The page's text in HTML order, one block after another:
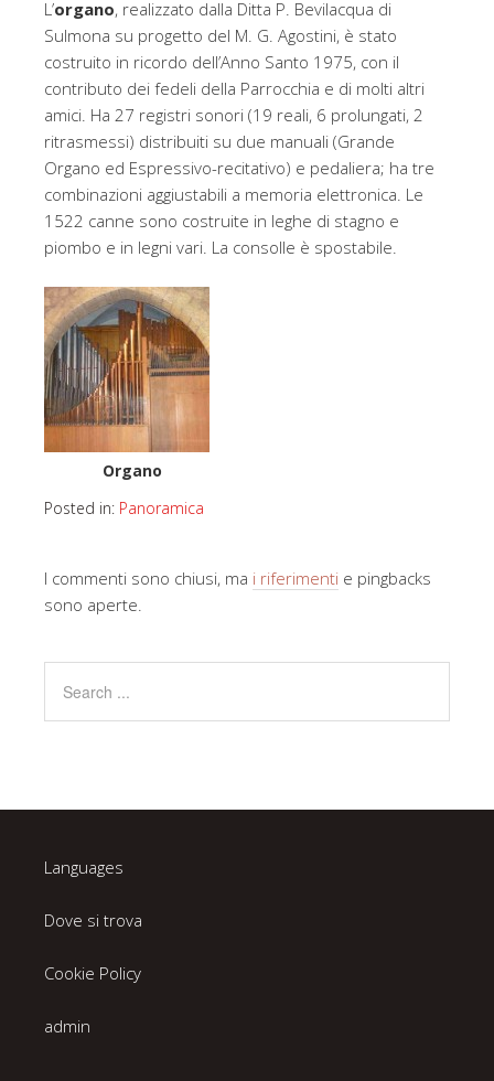
L’organo, realizzato dalla Ditta P. Bevilacqua di
Sulmona su progetto del M. G. Agostini, è stato
costruito in ricordo dell’Anno Santo 1975, con il
contributo dei fedeli della Parrocchia e di molti altri
amici. Ha 27 registri sonori (19 reali, 6 prolungati, 2
ritrasmessi) distribuiti su due manuali (Grande
Organo ed Espressivo-recitativo) e pedaliera; ha tre
combinazioni aggiustabili a memoria elettronica. Le
1522 canne sono costruite in leghe di stagno e
piombo e in legni vari. La consolle è spostabile.
Organo
Posted in: Panoramica
I commenti sono chiusi, ma i riferimenti e pingbacks
sono aperte.
Languages
Dove si trova
Cookie Policy
admin